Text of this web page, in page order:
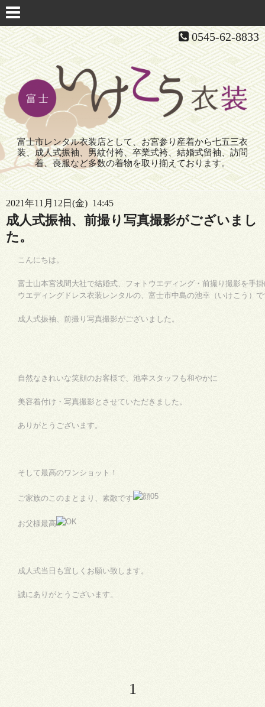
0545-62-8833
富士市レンタル衣装店として、お宮参り産着から七五三衣
装、成人式振袖、男紋付袴、卒業式袴、結婚式留袖、訪問
着、喪服など多数の着物を取り揃えております。
2021年11月12日(金) 14:45
成人式振袖、前撮り写真撮影がございまし
た。
こんにちは。
富士山本宮浅間大社で結婚式、フォトウエディング・前撮り撮影を手
ウエディングドレス衣装レンタルの、富士市中島の池幸（いけこう）
成人式振袖、前撮り写真撮影がございました。
自然なきれいな笑顔のお客様で、池幸スタッフも和やかに
美容着付け・写真撮影とさせていただきました。
ありがとうございます。
そして最高のワンショット！
ご家族のこのまとまり、素敵です
お父様最高
成人式当日も宜しくお願い致します。
誠にありがとうございます。
1